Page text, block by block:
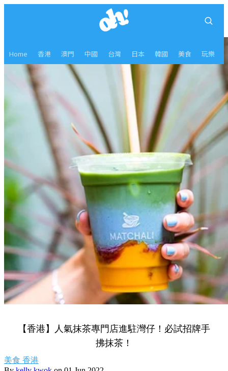
Home 香港 澳門 中國 台灣 日本 韓國 美食 玩樂
【香港】人氣抹茶專門店進駐灣仔！必試招牌手
拂抹茶！
美食 香港